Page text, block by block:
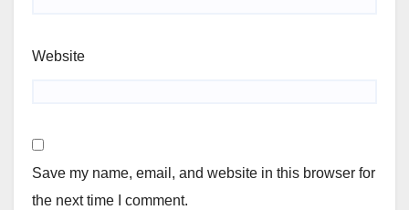
Website
Save my name, email, and website in this browser for
the next time I comment.